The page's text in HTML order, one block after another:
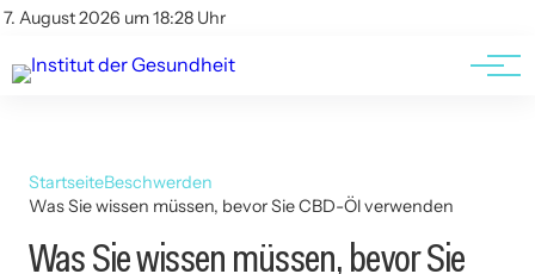
7. August 2026 um 18:28 Uhr
Kontakt
Kontakt
AGBs
StartseiteBeschwerden
Was Sie wissen müssen, bevor Sie CBD-Öl verwenden
Was Sie wissen müssen, bevor Sie